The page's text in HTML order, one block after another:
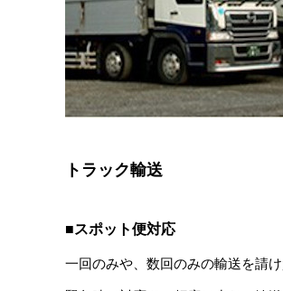
トラック輸送
■スポット便対応
一回のみや、数回のみの輸送を請け